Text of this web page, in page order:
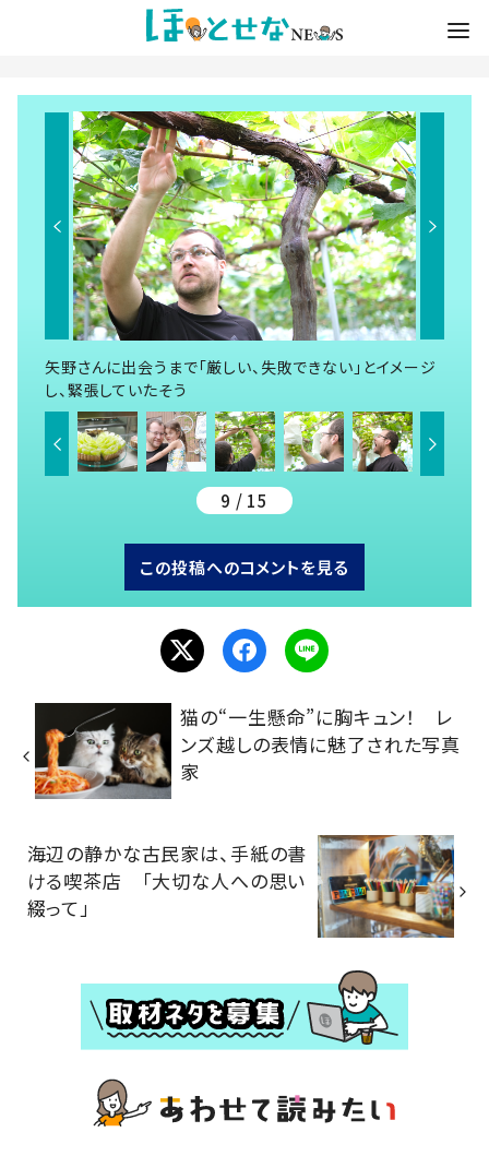
矢野さんに出会うまで「厳しい、失敗できない」とイメージ
し、緊張していたそう
9 / 15
この投稿へのコメントを見る
猫の“一生懸命”に胸キュン！ レ
ンズ越しの表情に魅了された写真
家
海辺の静かな古民家は、手紙の書
ける喫茶店 「大切な人への思い
綴って」